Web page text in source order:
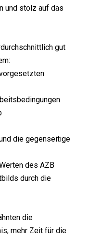
und stolz auf das
gut
die gegenseitige
des AZB
durch die
die
mehr Zeit für die